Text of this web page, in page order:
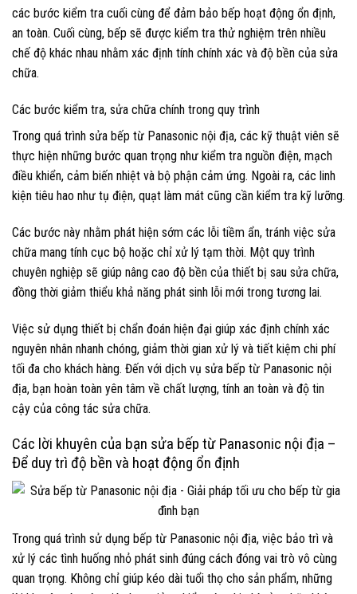
các bước kiểm tra cuối cùng để đảm bảo bếp hoạt động ổn định,
an toàn. Cuối cùng, bếp sẽ được kiểm tra thử nghiệm trên nhiều
chế độ khác nhau nhằm xác định tính chính xác và độ bền của sửa
chữa.
Các bước kiểm tra, sửa chữa chính trong quy trình
Trong quá trình sửa bếp từ Panasonic nội địa, các kỹ thuật viên sẽ
thực hiện những bước quan trọng như kiểm tra nguồn điện, mạch
điều khiển, cảm biến nhiệt và bộ phận cảm ứng. Ngoài ra, các linh
kiện tiêu hao như tụ điện, quạt làm mát cũng cần kiểm tra kỹ lưỡng.
Các bước này nhằm phát hiện sớm các lỗi tiềm ẩn, tránh việc sửa
chữa mang tính cục bộ hoặc chỉ xử lý tạm thời. Một quy trình
chuyên nghiệp sẽ giúp nâng cao độ bền của thiết bị sau sửa chữa,
đồng thời giảm thiểu khả năng phát sinh lỗi mới trong tương lai.
Việc sử dụng thiết bị chẩn đoán hiện đại giúp xác định chính xác
nguyên nhân nhanh chóng, giảm thời gian xử lý và tiết kiệm chi phí
tối đa cho khách hàng. Đến với dịch vụ sửa bếp từ Panasonic nội
địa, bạn hoàn toàn yên tâm về chất lượng, tính an toàn và độ tin
cậy của công tác sửa chữa.
Các lời khuyên của bạn sửa bếp từ Panasonic nội địa –
Để duy trì độ bền và hoạt động ổn định
Trong quá trình sử dụng bếp từ Panasonic nội địa, việc bảo trì và
xử lý các tình huống nhỏ phát sinh đúng cách đóng vai trò vô cùng
quan trọng. Không chỉ giúp kéo dài tuổi thọ cho sản phẩm, những